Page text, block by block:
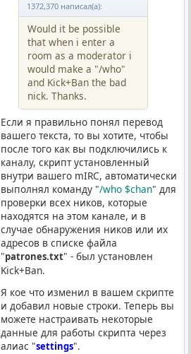
1372,370 написал(а):
Would it be possible
that when i enter a
room as a moderator i
would make a "/who"
and Kick+Ban the bad
nick. Thanks.
Если я правильно понял перевод
вашего текста, то вы хотите, чтобы
после того как вы подключились к
каналу, скрипт установленный
внутри вашего mIRC, автоматически
выполнял команду "/who $chan" для
проверки всех ников, которые
находятся на этом канале, и в
случае обнаружения ников или их
адресов в списке файла
"patrones.txt" - был установлен
Kick+Ban.
Я кое что изменил в вашем скрипте
и добавил новые строки. Теперь вы
можете настраивать некоторые
данные для работы скрипта через
алиас "settings".